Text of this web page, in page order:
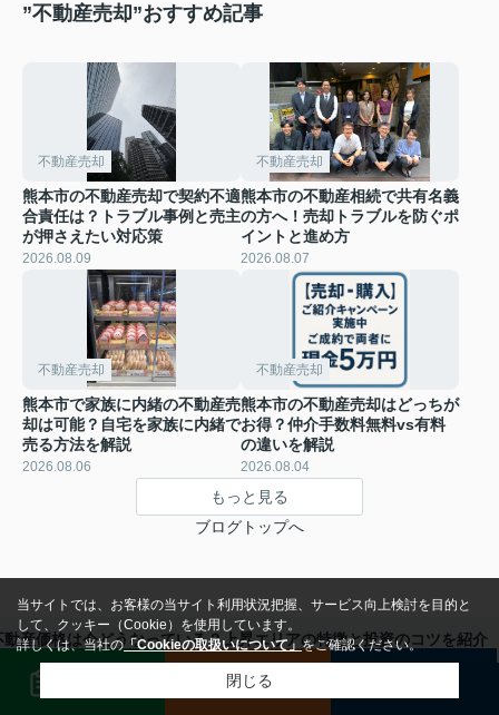
”不動産売却”おすすめ記事
不動産売却
熊本市の不動産売却で契約不適
合責任は？トラブル事例と売主
が押さえたい対応策
2026.08.09
不動産売却
熊本市の不動産相続で共有名義
の方へ！売却トラブルを防ぐポ
イントと進め方
2026.08.07
不動産売却
熊本市で家族に内緒の不動産売
却は可能？自宅を家族に内緒で
売る方法を解説
2026.08.06
不動産売却
熊本市の不動産売却はどっちが
お得？仲介手数料無料vs有料
の違いを解説
2026.08.04
もっと見る
ブログトップへ
産価格は今どうなっている？上昇エリアの特徴と投資のコツを紹介
メール
当サイトでは、お客様の当サイト利用状況把握、サービス向上検討を目的と
して、クッキー（Cookie）を使用しています。
詳しくは、当社の「Cookieの取扱いについて」をご確認ください。
閉じる